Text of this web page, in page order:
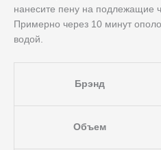
нанесите пену на подлежащие
Примерно через 10 минут
водой.
Брэнд
Объем